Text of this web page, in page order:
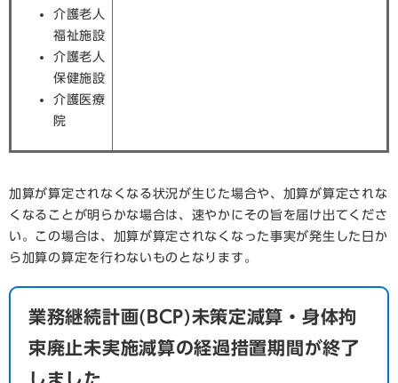
介護老人
福祉施設
介護老人
保健施設
介護医療
院
加算が算定されなくなる状況が生じた場合や、加算が算定されな
くなることが明らかな場合は、速やかにその旨を届け出てくださ
い。この場合は、加算が算定されなくなった事実が発生した日か
ら加算の算定を行わないものとなります。
業務継続計画(BCP)未策定減算・身体拘
束廃止未実施減算の経過措置期間が終了
しました